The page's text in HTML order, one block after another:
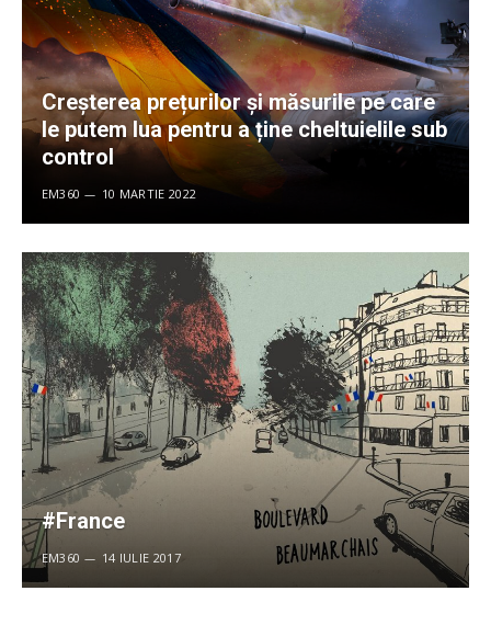
Creșterea prețurilor și măsurile pe care
le putem lua pentru a ține cheltuielile sub
control
EM360 10 MARTIE 2022
#France
EM360 14 IULIE 2017